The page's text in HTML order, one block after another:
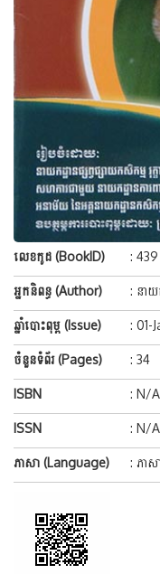
លេខកូដ (BookID) : 439
អ្នកនិពន្ធ (Author) : នាយ
ឆ្នាំបោះពុម្ព (Issue) : 01-
ចំនួនទំព័រ (Pages) : 34
ISBN : N/A
ISSN : N/A
ភាសា (Language) : ភាសា